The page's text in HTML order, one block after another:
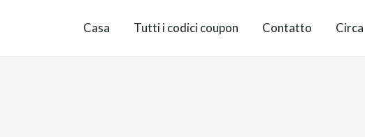
Casa Tutti i codici coupon Contatto Circa